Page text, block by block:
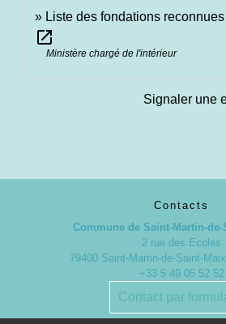
Liste des fondations
open_in_new
Ministère chargé de l'intérieur
Signaler une
Contacts
Commune de Saint-Martin-de-
2 rue des Ecoles
79400 Saint-Martin-de-Saint-
+33 5 49 05 52 52
Contact par